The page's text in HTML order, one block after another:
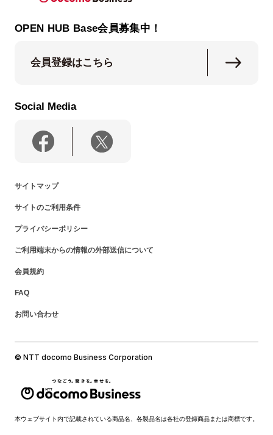
OPEN HUB Base会員募集中！
会員登録はこちら
Social Media
サイトマップ
サイトのご利用条件
プライバシーポリシー
ご利用端末からの情報の外部送信について
会員規約
FAQ
お問い合わせ
© NTT docomo Business Corporation
本ウェブサイト内で記載されている商品名、各製品名は各社の登録商品または商標です。